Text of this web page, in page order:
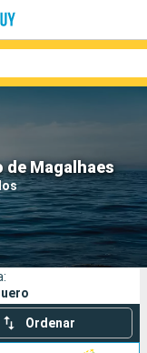
de Magalhaes
Compañías
Ordenar